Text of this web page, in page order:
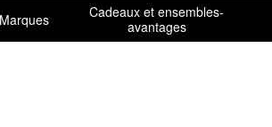
Marques
Cadeaux et ensembles-
avantages